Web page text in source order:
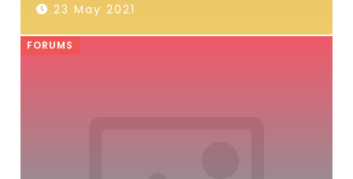
23 May 2021
FORUMS